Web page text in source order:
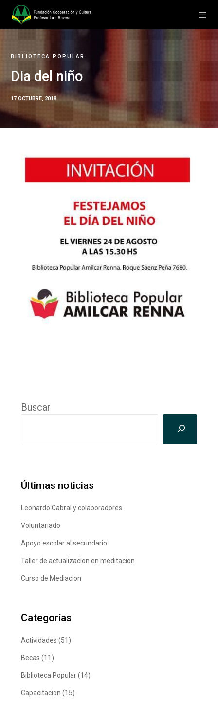
BIBLIOTECA POPULAR
Dia del niño
17 OCTUBRE, 2018
Buscar
Últimas noticias
Leonardo Cabral y colaboradores
Voluntariado
Apoyo escolar al secundario
Taller de actualizacion en meditacion
Curso de Mediacion
Categorías
Actividades (51)
Becas (11)
Biblioteca Popular(14)
Capacitacion (15)